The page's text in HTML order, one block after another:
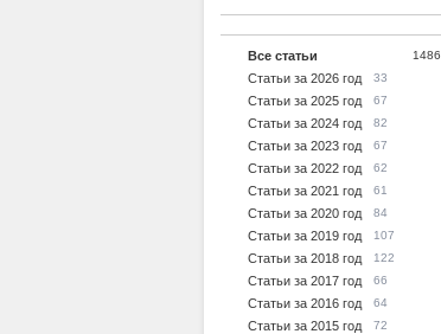
Все статьи 1486
Статьи за 2026 год 33
Статьи за 2025 год 67
Статьи за 2024 год 82
Статьи за 2023 год 67
Статьи за 2022 год 62
Статьи за 2021 год 61
Статьи за 2020 год 84
Статьи за 2019 год 107
Статьи за 2018 год 122
Статьи за 2017 год 66
Статьи за 2016 год 64
Статьи за 2015 год 72